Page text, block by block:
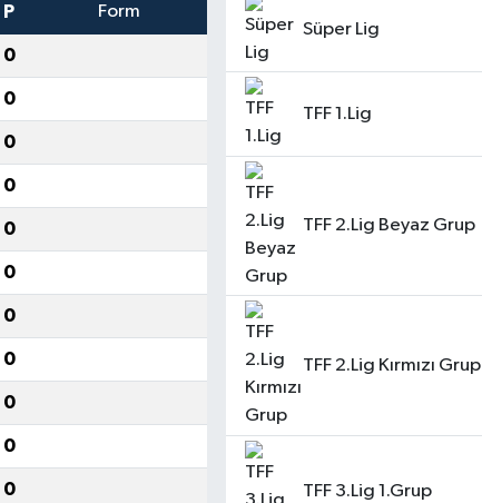
P Form
0
0
0
0
0
0
0
0
0
0
0
Süper Lig
TFF 1.Lig
TFF 2.Lig Beyaz Grup
TFF 2.Lig Kırmızı Grup
TFF 3.Lig 1.Grup